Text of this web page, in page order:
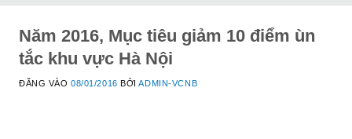
Năm 2016, Mục tiêu giảm 10 điểm ùn
tắc khu vực Hà Nội
ĐĂNG VÀO08/01/2016 BỞIADMIN-VCNB